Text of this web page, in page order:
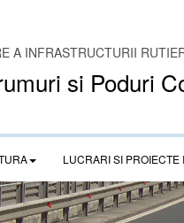
A INFRASTRUCTURII
si Poduri
LUCRARI SI PROIECTE